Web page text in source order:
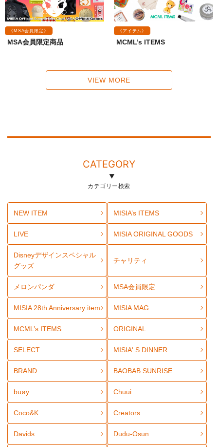
《MSA会員限定》
MSA会員限定商品
《アイテム》
MCML’s ITEMS
VIEW MORE
CATEGORY
カテゴリー検索
NEW ITEM MISIA’s ITEMS
LIVE MISIA ORIGINAL GOODS
Disneyデザインスペシャル
グッズ
チャリティ
メロンパンダ MSA会員限定
MISIA 28th Anniversary item MISIA MAG
MCML’s ITEMS ORIGINAL
SELECT MISIA' S DINNER
BRAND BAOBAB SUNRISE
buøy Chuui
Coco&K. Creators
Davids Dudu-Osun